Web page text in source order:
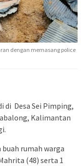
dengan memasang police
di Desa Sei Pimping,
Kalimantan
rumah warga
(48) serta 1